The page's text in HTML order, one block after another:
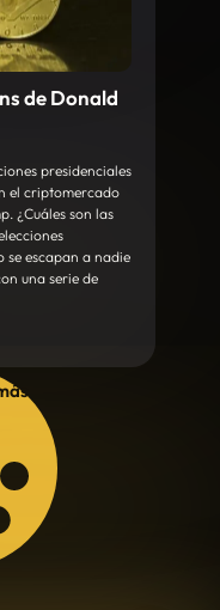
de Donald
presidenciales
el criptomercado
¿Cuáles son las
se escapan a nadie
una serie de